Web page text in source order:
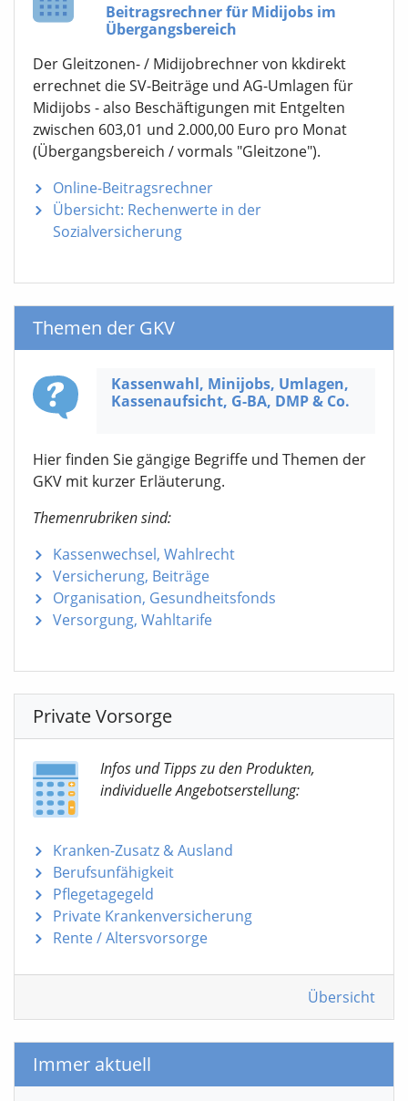
Beitragsrechner für Midijobs im
Übergangsbereich
Der Gleitzonen- / Midijobrechner von kkdirekt
errechnet die SV-Beiträge und AG-Umlagen für
Midijobs - also Beschäftigungen mit Entgelten
zwischen 603,01 und 2.000,00 Euro pro Monat
(Übergangsbereich / vormals "Gleitzone").
Online-Beitragsrechner
Übersicht: Rechenwerte in der
Sozialversicherung
Themen der GKV
Kassenwahl, Minijobs, Umlagen,
Kassen­aufsicht, G-BA, DMP & Co.
Hier finden Sie gängige Begriffe und Themen der
GKV mit kurzer Erläuterung.
Themenrubriken sind:
Kassenwechsel, Wahlrecht
Versicherung, Beiträge
Organisation, Gesundheitsfonds
Versorgung, Wahltarife
Private Vorsorge
Infos und Tipps zu den Produkten,
individuelle Angebotserstellung:
Kranken-Zusatz & Ausland
Berufsunfähigkeit
Pflegetagegeld
Private Krankenversicherung
Rente / Altersvorsorge
Übersicht
Immer aktuell